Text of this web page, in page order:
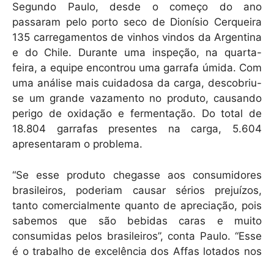
Segundo Paulo, desde o começo do ano
passaram pelo porto seco de Dionísio Cerqueira
135 carregamentos de vinhos vindos da Argentina
e do Chile. Durante uma inspeção, na quarta-
feira, a equipe encontrou uma garrafa úmida. Com
uma análise mais cuidadosa da carga, descobriu-
se um grande vazamento no produto, causando
perigo de oxidação e fermentação. Do total de
18.804 garrafas presentes na carga, 5.604
apresentaram o problema.
“Se esse produto chegasse aos consumidores
brasileiros, poderiam causar sérios prejuízos,
tanto comercialmente quanto de apreciação, pois
sabemos que são bebidas caras e muito
consumidas pelos brasileiros”, conta Paulo. “Esse
é o trabalho de excelência dos Affas lotados nos